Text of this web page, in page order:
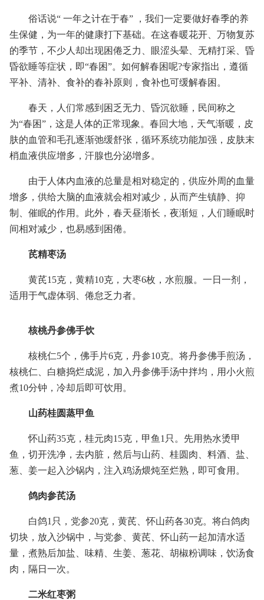
俗话说“ 一年之计在于春” ，我们一定要做好春季的养
生保健，为一年的健康打下基础。在这春暖花开、万物复苏
的季节，不少人却出现困倦乏力、眼涩头晕、无精打采、昏
昏欲睡等症状，即“春困”。如何解春困呢?专家指出，遵循
平补、清补、食补的春补原则，食补也可缓解春困。
春天，人们常感到困乏无力、昏沉欲睡，民间称之
为“春困”，这是人体的正常现象。春回大地，天气渐暖，皮
肤的血管和毛孔逐渐弛缓舒张，循环系统功能加强，皮肤末
梢血液供应增多，汗腺也分泌增多。
由于人体内血液的总量是相对稳定的，供应外周的血量
增多，供给大脑的血液就会相对减少，从而产生镇静、抑
制、催眠的作用。此外，春天昼渐长，夜渐短，人们睡眠时
间相对减少，也易感到困倦。
芪精枣汤
黄芪15克，黄精10克，大枣6枚，水煎服。一日一剂，
适用于气虚体弱、倦怠乏力者。
核桃丹参佛手饮
核桃仁5个，佛手片6克，丹参10克。将丹参佛手煎汤，
核桃仁、白糖捣烂成泥，加入丹参佛手汤中拌均，用小火煎
煮10分钟，冷却后即可饮用。
山药桂圆蒸甲鱼
怀山药35克，桂元肉15克，甲鱼1只。先用热水烫甲
鱼，切开洗净，去内脏，然后与山药、桂圆肉、料酒、盐、
葱、姜一起入沙锅内，注入鸡汤煨炖至烂熟，即可食用。
鸽肉参芪汤
白鸽1只，党参20克，黄芪、怀山药各30克。将白鸽肉
切块，放入沙锅中，与党参、黄芪、怀山药一起加清水适
量，煮熟后加盐、味精、生姜、葱花、胡椒粉调味，饮汤食
肉，隔日一次。
二米红枣粥